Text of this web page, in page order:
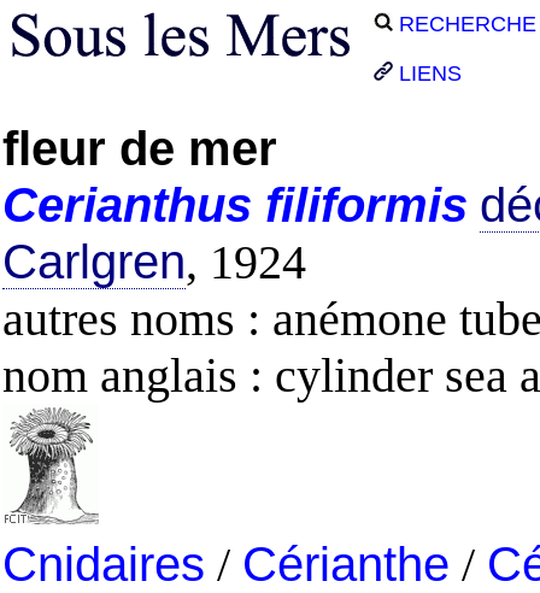
RECHERCHE
LIENS
fleur de mer
Cerianthus filiformis
Carlgren, 1924
autres noms : anémone
nom anglais : cylinder sea
Cnidaires / Cérianthe /